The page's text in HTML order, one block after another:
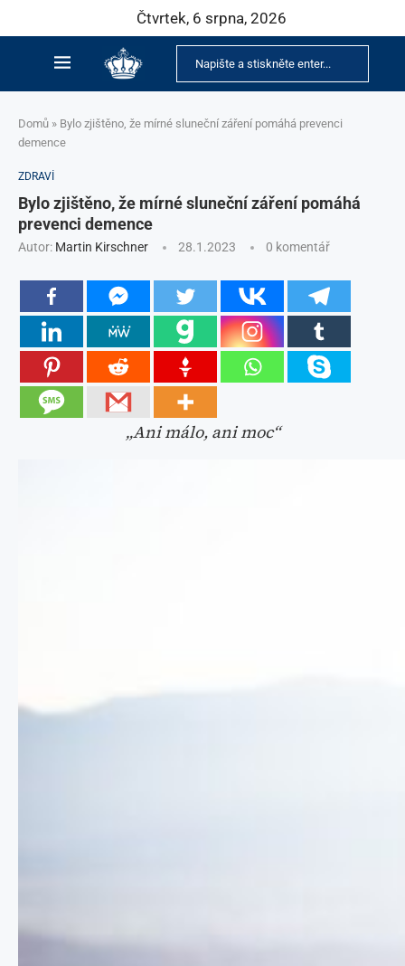
Čtvrtek, 6 srpna, 2026
Domů » Bylo zjištěno, že mírné sluneční záření pomáhá prevenci
demence
ZDRAVÍ
Bylo zjištěno, že mírné sluneční záření pomáhá
prevenci demence
Autor: Martin Kirschner 28.1.2023 0 komentář
„Ani málo, ani moc“